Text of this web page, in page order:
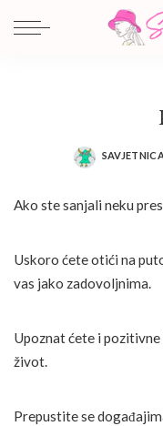
POSTED
Ako ste sanjali neku
Uskoro ćete otići na
vas jako zadovoljnima.
Upoznat ćete i
život.
Prepustite se